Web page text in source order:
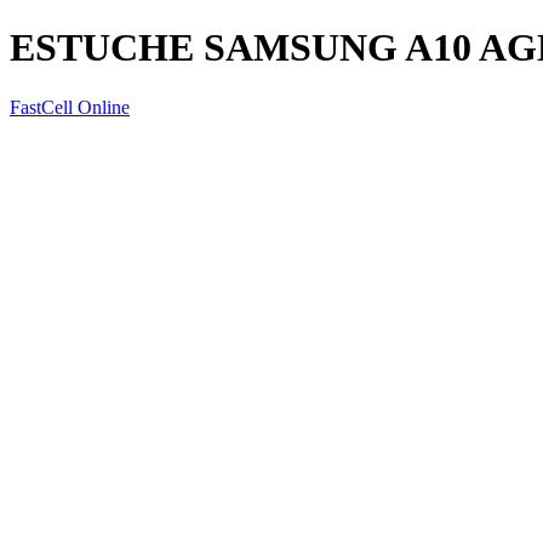
ESTUCHE SAMSUNG A10
FastCell Online